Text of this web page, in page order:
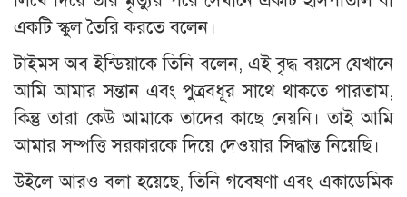
একটি স্কুল তৈরি করতে বলেন।
টাইমস অব ইন্ডিয়াকে তিনি বলেন, এই বৃদ্ধ বয়সে যেখানে
আমি আমার সন্তান এবং পুত্রবধূর সাথে থাকতে পারতাম,
কিন্তু তারা কেউ আমাকে তাদের কাছে নেয়নি। তাই আমি
আমার সম্পত্তি সরকারকে দিয়ে দেওয়ার সিদ্ধান্ত নিয়েছি।
উইলে আরও বলা হয়েছে, তিনি গবেষণা এবং একাডেমিক